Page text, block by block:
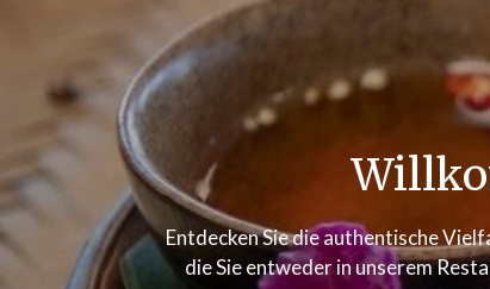
Entdecken Sie die authentische
die Sie entweder in unserem